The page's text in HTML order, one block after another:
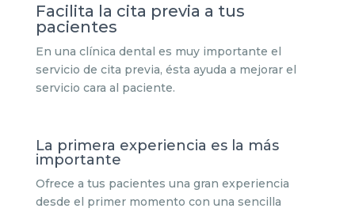
Facilita la cita previa a tus
pacientes
En una clínica dental es muy importante el
servicio de cita previa, ésta ayuda a mejorar el
servicio cara al paciente.
La primera experiencia es la más
importante
Ofrece a tus pacientes una gran experiencia
desde el primer momento con una sencilla